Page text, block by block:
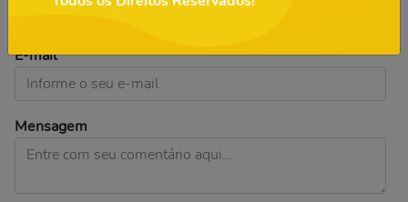
E-mail
Mensagem